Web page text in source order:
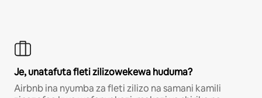
Je, unatafuta fleti zilizowekewa huduma?
Airbnb ina nyumba za fleti zilizo na samani kamili